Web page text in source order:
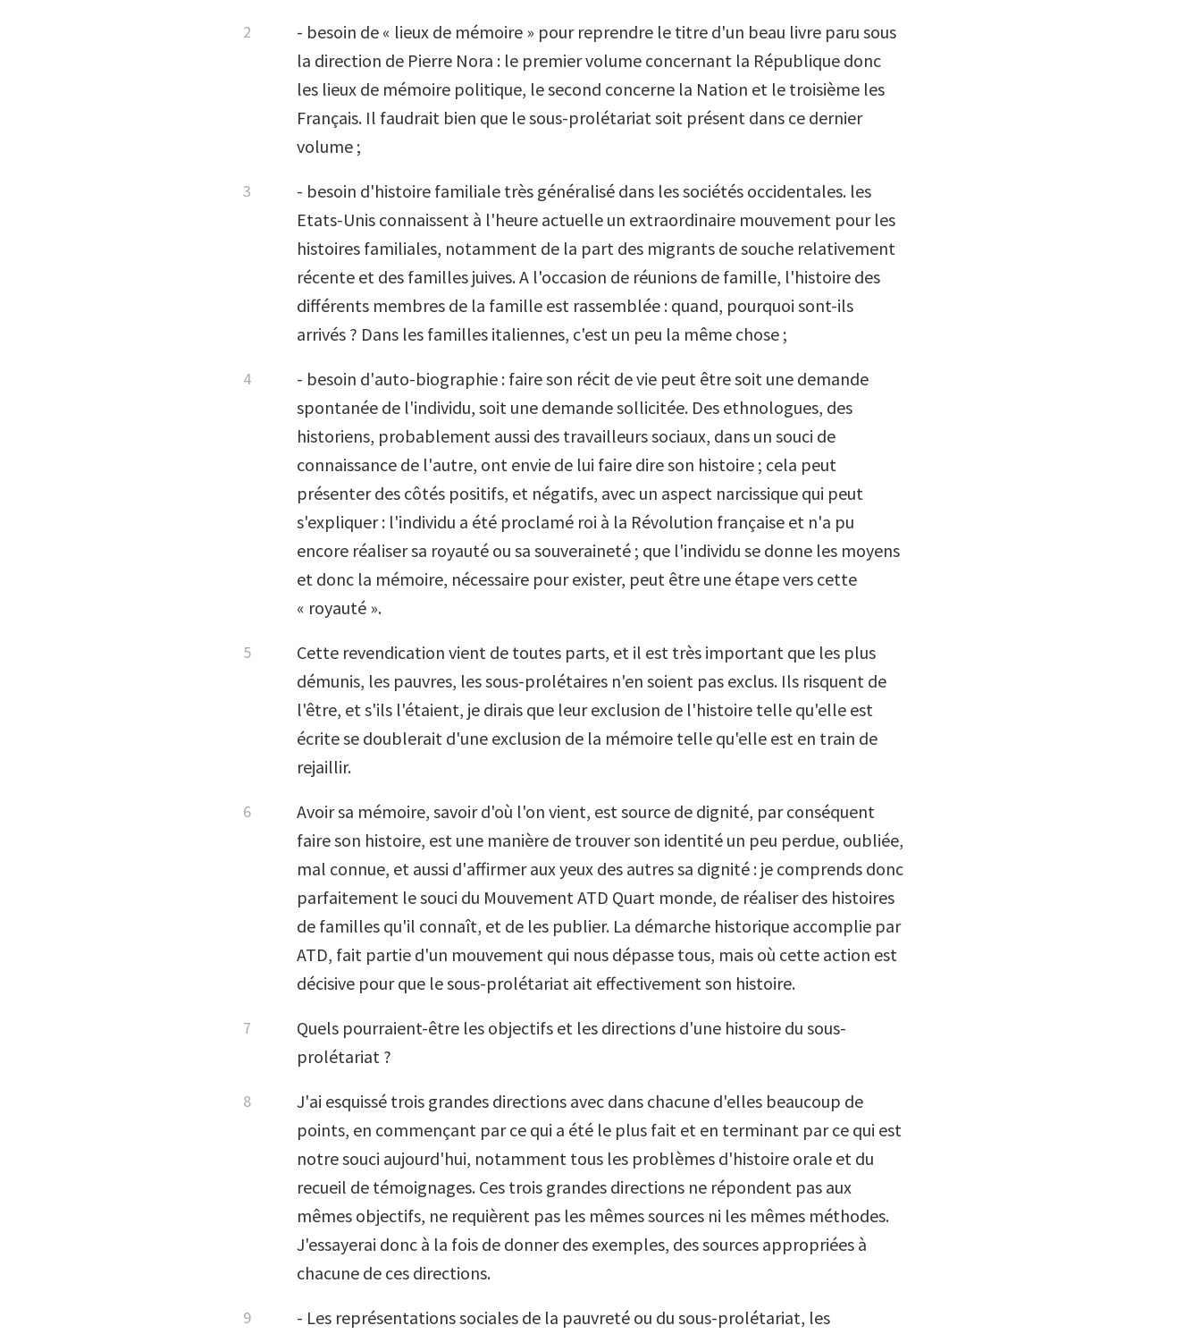
- besoin de « lieux de mémoire » pour reprendre le titre d'un beau livre paru sous
la direction de Pierre Nora : le premier volume concernant la République donc
les lieux de mémoire politique, le second concerne la Nation et le troisième les
Français. Il faudrait bien que le sous-prolétariat soit présent dans ce dernier
volume ;
- besoin d'histoire familiale très généralisé dans les sociétés occidentales. les
Etats-Unis connaissent à l'heure actuelle un extraordinaire mouvement pour les
histoires familiales, notamment de la part des migrants de souche relativement
récente et des familles juives. A l'occasion de réunions de famille, l'histoire des
différents membres de la famille est rassemblée : quand, pourquoi sont-ils
arrivés ? Dans les familles italiennes, c'est un peu la même chose ;
- besoin d'auto-biographie : faire son récit de vie peut être soit une demande
spontanée de l'individu, soit une demande sollicitée. Des ethnologues, des
historiens, probablement aussi des travailleurs sociaux, dans un souci de
connaissance de l'autre, ont envie de lui faire dire son histoire ; cela peut
présenter des côtés positifs, et négatifs, avec un aspect narcissique qui peut
s'expliquer : l'individu a été proclamé roi à la Révolution française et n'a pu
encore réaliser sa royauté ou sa souveraineté ; que l'individu se donne les moyens
et donc la mémoire, nécessaire pour exister, peut être une étape vers cette
« royauté ».
Cette revendication vient de toutes parts, et il est très important que les plus
démunis, les pauvres, les sous-prolétaires n'en soient pas exclus. Ils risquent de
l'être, et s'ils l'étaient, je dirais que leur exclusion de l'histoire telle qu'elle est
écrite se doublerait d'une exclusion de la mémoire telle qu'elle est en train de
rejaillir.
Avoir sa mémoire, savoir d'où l'on vient, est source de dignité, par conséquent
faire son histoire, est une manière de trouver son identité un peu perdue, oubliée,
mal connue, et aussi d'affirmer aux yeux des autres sa dignité : je comprends donc
parfaitement le souci du Mouvement ATD Quart monde, de réaliser des histoires
de familles qu'il connaît, et de les publier. La démarche historique accomplie par
ATD, fait partie d'un mouvement qui nous dépasse tous, mais où cette action est
décisive pour que le sous-prolétariat ait effectivement son histoire.
Quels pourraient-être les objectifs et les directions d'une histoire du sous-
prolétariat ?
J'ai esquissé trois grandes directions avec dans chacune d'elles beaucoup de
points, en commençant par ce qui a été le plus fait et en terminant par ce qui est
notre souci aujourd'hui, notamment tous les problèmes d'histoire orale et du
recueil de témoignages. Ces trois grandes directions ne répondent pas aux
mêmes objectifs, ne requièrent pas les mêmes sources ni les mêmes méthodes.
J'essayerai donc à la fois de donner des exemples, des sources appropriées à
chacune de ces directions.
- Les représentations sociales de la pauvreté ou du sous-prolétariat, les